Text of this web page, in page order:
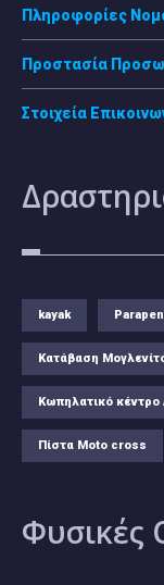
Πληροφορίες
Προστασία
Στοιχεία
kayak
Κατάβαση
Κωπηλατικό κέντρο
Πίστα Moto cross
Φυσικές